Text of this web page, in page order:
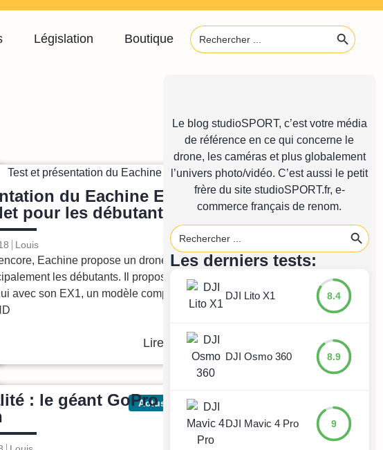
Législation Boutique
Search
for:
Search
Drones
du Eachine EX1,
pour les débutants
Louis
Eachine propose un drone complet qui
les débutants. Il propose
avec son EX1, un modèle complet avec
Lire l'article
Actus Brèves
: le géant GoPro en
Le blog studioSPORT, c’est votre média
de référence en ce qui concerne le
drone, les caméras et plus globalement
l’univers photo/vidéo. C’est aussi le petit
frère du site studioSPORT.fr, e-
commerce français de renom.
Search
for:
Search
Les derniers tests:
DJI Lito X1 8.4
DJI Osmo 360 8.9
DJI Mavic 4 Pro 9